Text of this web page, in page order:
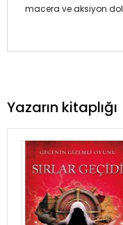
macera ve aksiyon
Yazarın kitaplığı